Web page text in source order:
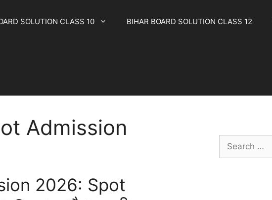
SOLUTION CLASS 10 BIHAR BOARD SOLUTION CLASS 12
Admission
2026: Spot